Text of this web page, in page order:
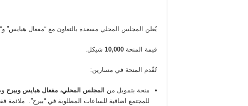
يُعلن المجلس المحلي مسعدة بالتعاون مع “مفعال هبايس”
قيمة المنحة 10,000 شيكل.
تُقّدم المنحة في مسارين:
منحة بتمويل من المجلس المحلي، مفعال هبايس وبيرح
للمجتمع اضافية للساعات المطلوبة في “بيرح”. ملائمة